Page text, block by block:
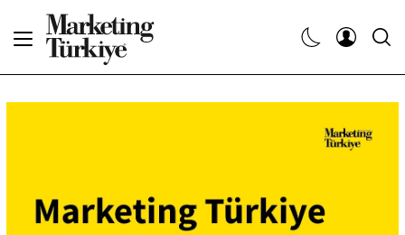
Dergiler